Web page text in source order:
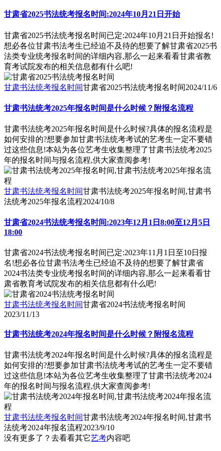
甘肃省2025书法统考报名时间:2024年10月21日开始
甘肃省2025书法统考报名时间已定:2024年10月21日开始报名!
想必各位甘肃书法考生已经迫不及待的想要了解甘肃省2025书
法类专业统考报名时间的详细内容,那么一起来看看甘肃省教
育考试院发布的相关信息都有什么吧!
甘肃书法统考报名时间甘肃省2025书法统考报名时间2024/11/6
甘肃书法统考2025年报名时间是什么时候？附报名流程
甘肃书法统考2025年报名时间是什么时候?具体的报名流程是
如何安排的?想要参加甘肃书法统考考试的艺考生一定不要错
过这些信息!本站为各位艺考生收集整理了甘肃书法统考2025
年的报名时间与报名流程,供大家查阅参考!
甘肃书法统考报名时间甘肃书法统考2025年报名时间,甘肃书
法统考2025年报名流程2024/10/8
甘肃省2024书法统考报名时间:2023年12月1日8:00至12月5日
18:00
甘肃省2024书法统考报名时间已定:2023年11月1日至10日报
名!想必各位甘肃书法考生已经迫不及待的想要了解甘肃省
2024书法类专业统考报名时间的详细内容,那么一起来看看甘
肃省教育考试院发布的相关信息都有什么吧!
甘肃书法统考报名时间甘肃省2024书法统考报名时间
2023/11/13
甘肃书法统考2024年报名时间是什么时候？附报名流程
甘肃书法统考2024年报名时间是什么时候?具体的报名流程是
如何安排的?想要参加甘肃书法统考考试的艺考生一定不要错
过这些信息!本站为各位艺考生收集整理了甘肃书法统考2024
年的报名时间与报名流程,供大家查阅参考!
甘肃书法统考报名时间甘肃书法统考2024年报名时间,甘肃书
法统考2024年报名流程2023/9/10
没有更多了？去看看其它艺考内容吧